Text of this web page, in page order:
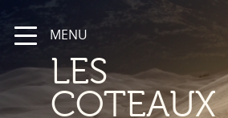
MENU
LES
COTEAUX